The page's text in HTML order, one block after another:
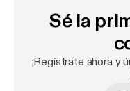
Sé la
¡Regístrate ahora y